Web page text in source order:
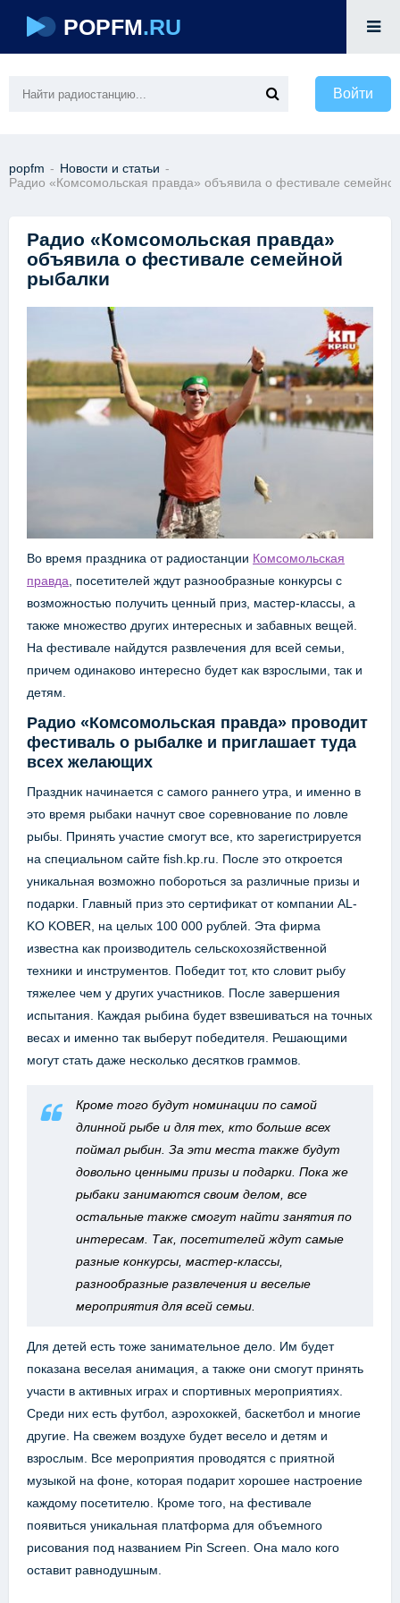
POPFM.RU
Войти
popfm - Новости и статьи -
Радио «Комсомольская правда» объявила о фестивале
Радио «Комсомольская правда»
объявила о фестивале семейной
рыбалки
Во время праздника от радиостанции Комсомольская
правда , посетителей ждут разнообразные конкурсы с
возможностью получить ценный приз, мастер-классы, а
также множество других интересных и забавных вещей.
На фестивале найдутся развлечения для всей семьи,
причем одинаково интересно будет как взрослыми, так и
детям.
Радио «Комсомольская правда» проводит
фестиваль о рыбалке и приглашает туда
всех желающих
Праздник начинается с самого раннего утра, и именно в
это время рыбаки начнут свое соревнование по ловле
рыбы. Принять участие смогут все, кто зарегистрируется
на специальном сайте fish.kp.ru. После это откроется
уникальная возможно побороться за различные призы и
подарки. Главный приз это сертификат от компании AL-
KO KOBER, на целых 100 000 рублей. Эта фирма
известна как производитель сельскохозяйственной
техники и инструментов. Победит тот, кто словит рыбу
тяжелее чем у других участников. После завершения
испытания. Каждая рыбина будет взвешиваться на точных
весах и именно так выберут победителя. Решающими
могут стать даже несколько десятков граммов.
Кроме того будут номинации по самой
длинной рыбе и для тех, кто больше всех
поймал рыбин. За эти места также будут
довольно ценными призы и подарки. Пока же
рыбаки занимаются своим делом, все
остальные также смогут найти занятия по
интересам. Так, посетителей ждут самые
разные конкурсы, мастер-классы,
разнообразные развлечения и веселые
мероприятия для всей семьи.
Для детей есть тоже занимательное дело. Им будет
показана веселая анимация, а также они смогут принять
участи в активных играх и спортивных мероприятиях.
Среди них есть футбол, аэрохоккей, баскетбол и многие
другие. На свежем воздухе будет весело и детям и
взрослым. Все мероприятия проводятся с приятной
музыкой на фоне, которая подарит хорошее настроение
каждому посетителю. Кроме того, на фестивале
появиться уникальная платформа для объемного
рисования под названием Pin Screen. Она мало кого
оставит равнодушным.